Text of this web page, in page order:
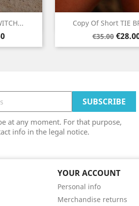
Copy Of Short TIE
Regular
price
€35.00 Price
Quick
at any moment. For that purpose,
info in the legal notice.
YOUR ACCOUNT
Personal info
Merchandise returns